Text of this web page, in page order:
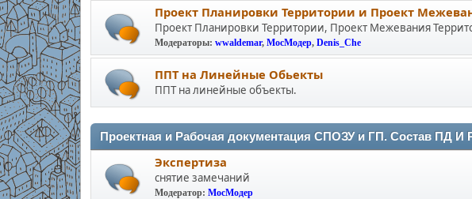
Проект Планировки Территории и Проект
Проект Планировки Территории, Проект Межевания
Модераторы: wwaldemar, МосМодер, Denis_Che
ППТ на Линейные Обьекты
ППТ на линейные объекты.
Проектная и Рабочая документация СПОЗУ и ГП. Состав ПД И
Экспертиза
снятие замечаний
Модератор: МосМодер